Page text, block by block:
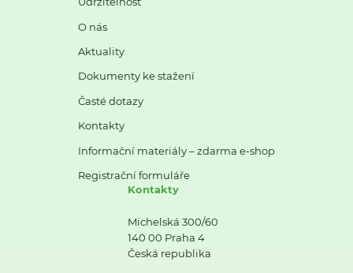
O nás
Aktuality
Dokumenty ke stažení
Časté dotazy
Kontakty
Informační materiály – zdarma e-shop
Registrační formuláře
Kontakty
Michelská 300/60
140 00 Praha 4
Česká republika